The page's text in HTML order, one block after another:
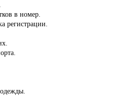
в номер.
регистрации.